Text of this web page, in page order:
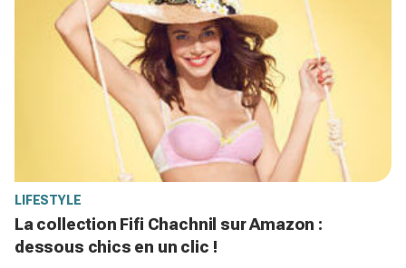
LIFESTYLE
La collection Fifi Chachnil sur Amazon :
dessous chics en un clic !